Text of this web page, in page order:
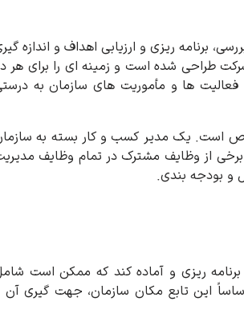
برنامه ریزی و ارزیابی اهداف و اندازه
طراحی شده است و زمینه ای را برای هر
فعالیت ها و مأموریت های سازمان به
است. یک مدیر کسب و کار بسته به
از وظایف مشترک در تمام وظایف
و بودجه بندی.
ریزی و آماده کند که ممکن است
اساساً این تابع مکان سازمان، جهت گیری آن